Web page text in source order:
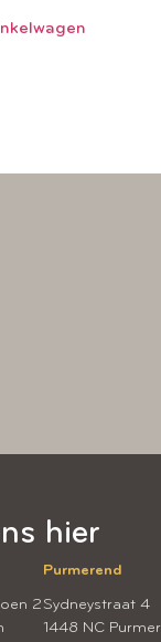
hier
2
Purmerend
Sydneystraat 4
1448 NC